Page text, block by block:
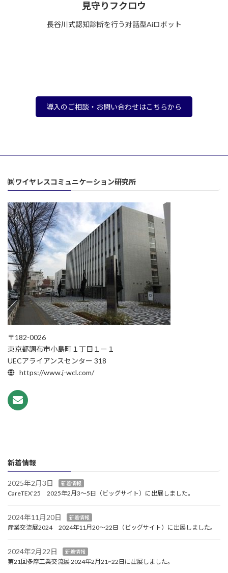
見守りフクロウ
長谷川式認知診断を行う対話型Aiロボット
導入のご相談・お問い合わせはこちらから
㈱ワイヤレスコミュニケーション研究所
〒182-0026
東京都調布市小島町１丁目１ー１
UECアライアンスセンター 318
https://www.j-wcl.com/
新着情報
2025年2月3日 新着情報
CareTEX’25 2025年2月3～5日（ビッグサイト）に出展しました。
2024年11月20日 新着情報
産業交流展2024 2024年11月20～22日（ビッグサイト）に出展しました。
2024年2月22日 新着情報
第21回多摩工業交流展 2024年2月21~22日に出展しました。